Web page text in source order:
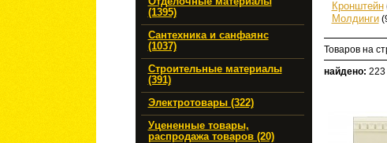
(1395)
Сантехника и санфаянс
(1037)
Строительные материалы
(391)
Электротовары (322)
Уцененные товары,
распродажа товаров (20)
Кронштейн
Молдинги
Товаров на
найдено: 223